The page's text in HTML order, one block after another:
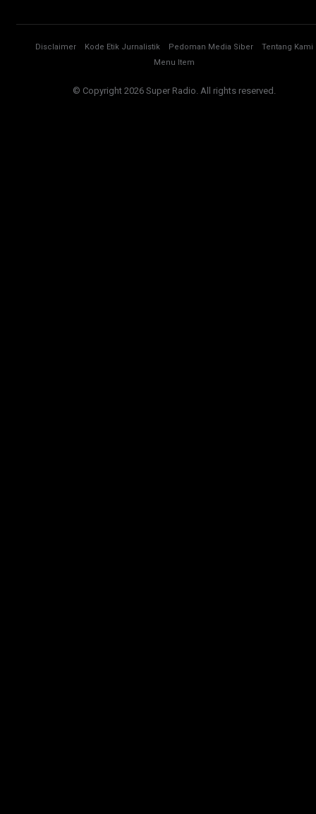
Disclaimer Kode Etik Jurnalistik Pedoman Media Siber
Tentang Kami
Menu Item
© Copyright 2026 Super Radio. All rights reserved.